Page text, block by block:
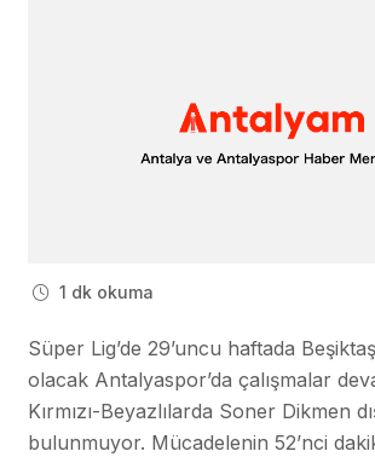
1 dk okuma
Süper Lig’de 29’uncu haftada
olacak Antalyaspor’da çalışmalar
Kırmızı-Beyazlılarda Soner Dikmen
bulunmuyor. Mücadelenin 52’nci